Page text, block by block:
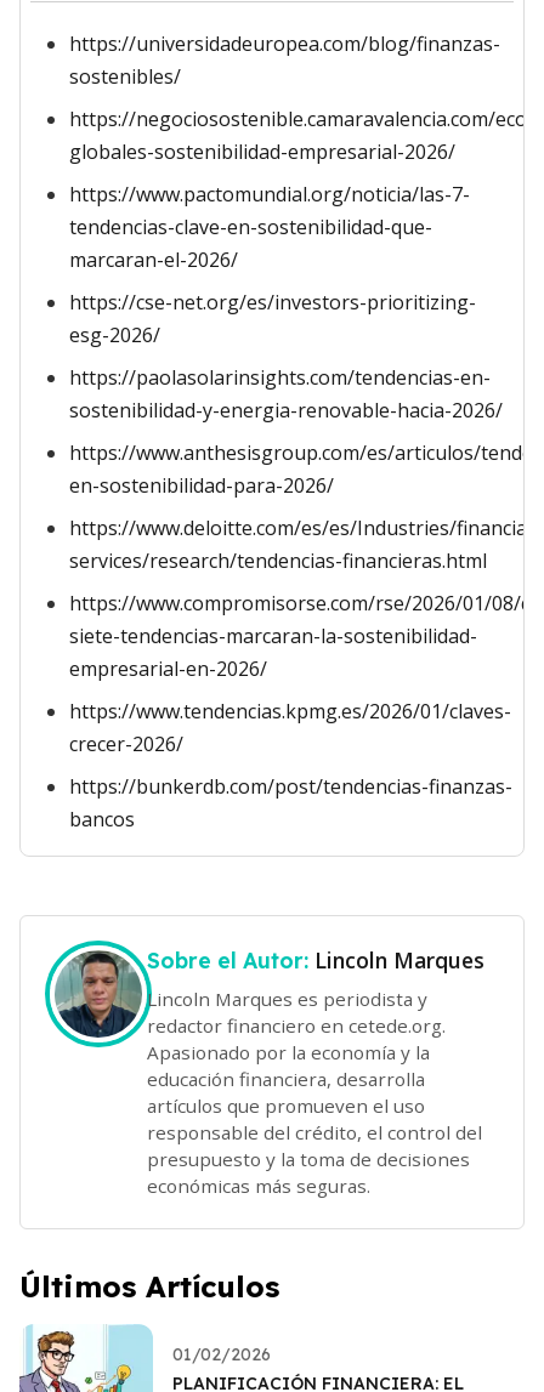
https://universidadeuropea.com/blog/finanzas-
sostenibles/
https://negociosostenible.camaravalencia.com/
globales-sostenibilidad-empresarial-2026/
https://www.pactomundial.org/noticia/las-7-
tendencias-clave-en-sostenibilidad-que-
marcaran-el-2026/
https://cse-net.org/es/investors-prioritizing-
esg-2026/
https://paolasolarinsights.com/tendencias-en-
sostenibilidad-y-energia-renovable-hacia-2026/
https://www.anthesisgroup.com/es/articulos/
en-sostenibilidad-para-2026/
https://www.deloitte.com/es/es/Industries/financial-
services/research/tendencias-financieras.html
https://www.compromisorse.com/rse/2026/01/08/
siete-tendencias-marcaran-la-sostenibilidad-
empresarial-en-2026/
https://www.tendencias.kpmg.es/2026/01/claves-
crecer-2026/
https://bunkerdb.com/post/tendencias-finanzas-
bancos
Sobre el Autor: Lincoln Marques
Lincoln Marques es periodista y
redactor financiero en cetede.org.
Apasionado por la economía y la
educación financiera, desarrolla
artículos que promueven el uso
responsable del crédito, el control del
presupuesto y la toma de decisiones
económicas más seguras.
Últimos Artículos
01/02/2026
PLANIFICACIÓN FINANCIERA: EL